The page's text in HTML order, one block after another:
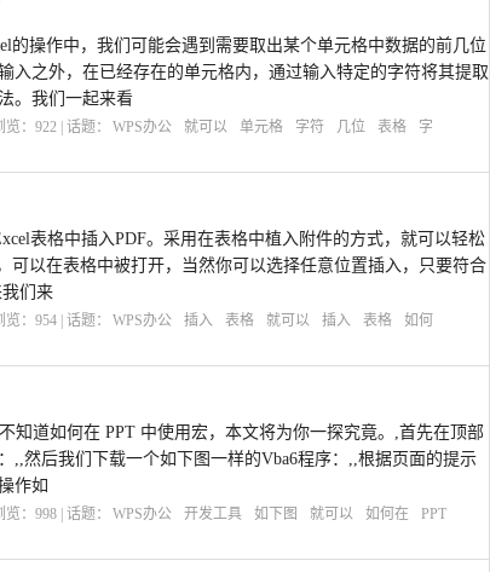
的操作中，我们可能会遇到需要取出某个单元格中数据的前几位
入之外，在已经存在的单元格内，通过输入特定的字符将其提取
。我们一起来看
览：922 | 话题： WPS办公 就可以 单元格 字符 几位 表格
字
表格中插入PDF。采用在表格中植入附件的方式，就可以轻松
可以在表格中被打开，当然你可以选择任意位置插入，只要符合
们来
览：954 | 话题： WPS办公 插入 表格 就可以 插入 表格
如何
知道如何在 PPT 中使用宏，本文将为你一探究竟。,首先在顶部
,,然后我们下载一个如下图一样的Vba6程序：,,根据页面的提示
作如
览：998 | 话题： WPS办公 开发工具 如下图 就可以 如何在 PPT